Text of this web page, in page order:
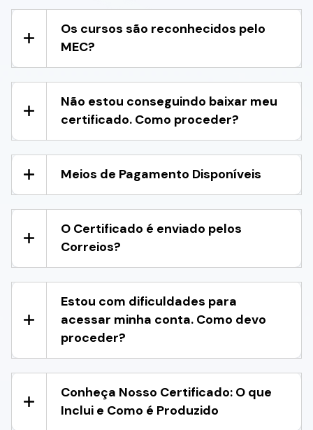
Os cursos são reconhecidos pelo
MEC?
Não estou conseguindo baixar meu
certificado. Como proceder?
Meios de Pagamento Disponíveis
O Certificado é enviado pelos
Correios?
Estou com dificuldades para
acessar minha conta. Como devo
proceder?
Conheça Nosso Certificado: O que
Inclui e Como é Produzido